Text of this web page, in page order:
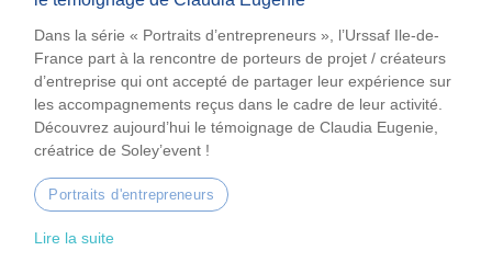
Dans la série « Portraits d’entrepreneurs », l’Urssaf Ile-de-
France part à la rencontre de porteurs de projet / créateurs
d’entreprise qui ont accepté de partager leur expérience sur
les accompagnements reçus dans le cadre de leur activité.
Découvrez aujourd’hui le témoignage de Claudia Eugenie,
créatrice de Soley’event !
Portraits d'entrepreneurs
Lire la suite